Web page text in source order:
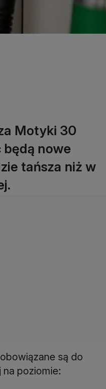
Motyki 30
nowe
tańsza niż w
są do
poziomie: